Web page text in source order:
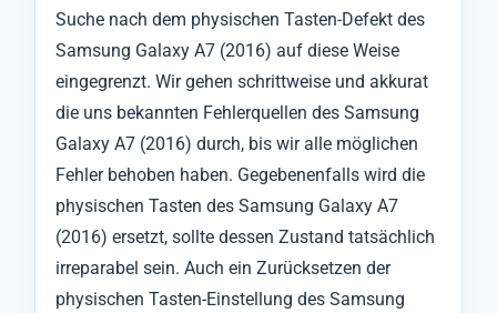
Suche nach dem physischen Tasten-Defekt des
Samsung Galaxy A7 (2016) auf diese Weise
eingegrenzt. Wir gehen schrittweise und akkurat
die uns bekannten Fehlerquellen des Samsung
Galaxy A7 (2016) durch, bis wir alle möglichen
Fehler behoben haben. Gegebenenfalls wird die
physischen Tasten des Samsung Galaxy A7
(2016) ersetzt, sollte dessen Zustand tatsächlich
irreparabel sein. Auch ein Zurücksetzen der
physischen Tasten-Einstellung des Samsung